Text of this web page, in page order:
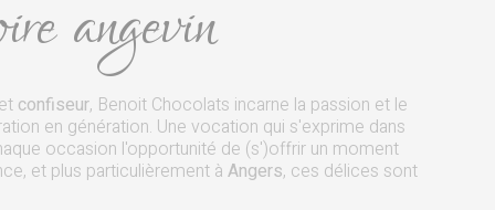
angevin
et confiseur, Benoit Chocolats incarne la passion et le
en génération. Une vocation qui s'exprime dans
occasion l'opportunité de (s')offrir un moment
et plus particulièrement à Angers, ces délices sont